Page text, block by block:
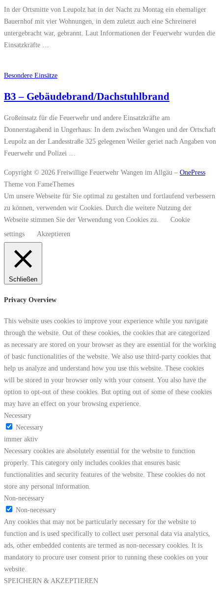
In der Ortsmitte von Leupolz hat in der Nacht zu Montag ein ehemaliger
Bauernhof mit vier Wohnungen, in dem zuletzt auch eine Schreinerei
untergebracht war, gebrannt. Laut Informationen der Feuerwehr wurden die
Einsatzkräfte …
Besondere Einsätze
B3 – Gebäudebrand/Dachstuhlbrand
Großeinsatz für die Feuerwehr und andere Einsatzkräfte am
Donnerstagabend in Ungerhaus: In dem zwischen Wangen und der Ortschaft
Leupolz an der Landesstraße 325 gelegenen Weiler geriet nach Angaben von
Feuerwehr und Polizei …
Copyright © 2026 Freiwillige Feuerwehr Wangen im Allgäu – OnePress
Theme von FameThemes
Um unsere Webseite für Sie optimal zu gestalten und fortlaufend verbessern
zu können, verwenden wir Cookies. Durch die weitere Nutzung der
Webseite stimmen Sie der Verwendung von Cookies zu.
Cookie
settings
Akzeptieren
Schließen
Privacy Overview
This website uses cookies to improve your experience while you navigate
through the website. Out of these cookies, the cookies that are categorized
as necessary are stored on your browser as they are essential for the working
of basic functionalities of the website. We also use third-party cookies that
help us analyze and understand how you use this website. These cookies
will be stored in your browser only with your consent. You also have the
option to opt-out of these cookies. But opting out of some of these cookies
may have an effect on your browsing experience.
Necessary
Necessary
immer aktiv
Necessary cookies are absolutely essential for the website to function
properly. This category only includes cookies that ensures basic
functionalities and security features of the website. These cookies do not
store any personal information.
Non-necessary
Non-necessary
Any cookies that may not be particularly necessary for the website to
function and is used specifically to collect user personal data via analytics,
ads, other embedded contents are termed as non-necessary cookies. It is
mandatory to procure user consent prior to running these cookies on your
website.
SPEICHERN & AKZEPTIEREN